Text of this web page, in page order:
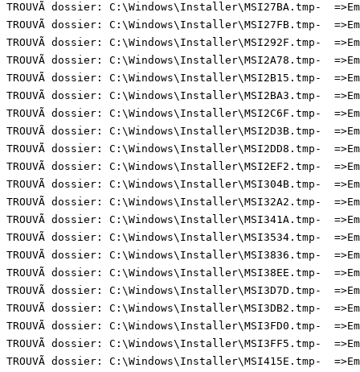
TROUVÃ dossier: C:\Windows\Installer\MSI27BA.tmp-
TROUVÃ dossier: C:\Windows\Installer\MSI27FB.tmp-
TROUVÃ dossier: C:\Windows\Installer\MSI292F.tmp-
TROUVÃ dossier: C:\Windows\Installer\MSI2A78.tmp-
TROUVÃ dossier: C:\Windows\Installer\MSI2B15.tmp-
TROUVÃ dossier: C:\Windows\Installer\MSI2BA3.tmp-
TROUVÃ dossier: C:\Windows\Installer\MSI2C6F.tmp-
TROUVÃ dossier: C:\Windows\Installer\MSI2D3B.tmp-
TROUVÃ dossier: C:\Windows\Installer\MSI2DD8.tmp-
TROUVÃ dossier: C:\Windows\Installer\MSI2EF2.tmp-
TROUVÃ dossier: C:\Windows\Installer\MSI304B.tmp-
TROUVÃ dossier: C:\Windows\Installer\MSI32A2.tmp-
TROUVÃ dossier: C:\Windows\Installer\MSI341A.tmp-
TROUVÃ dossier: C:\Windows\Installer\MSI3534.tmp-
TROUVÃ dossier: C:\Windows\Installer\MSI3836.tmp-
TROUVÃ dossier: C:\Windows\Installer\MSI38EE.tmp-
TROUVÃ dossier: C:\Windows\Installer\MSI3D7D.tmp-
TROUVÃ dossier: C:\Windows\Installer\MSI3DB2.tmp-
TROUVÃ dossier: C:\Windows\Installer\MSI3FD0.tmp-
TROUVÃ dossier: C:\Windows\Installer\MSI3FF5.tmp-
TROUVÃ dossier: C:\Windows\Installer\MSI415E.tmp-